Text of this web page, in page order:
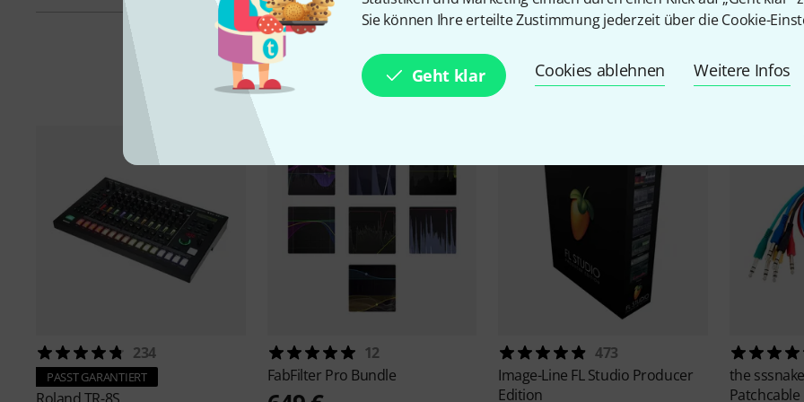
Sie können Ihre erteilte Zustimmung jederzeit über die Cookie-
Geht klar Cookies ablehnen Weitere Infos
Zubehör & passende Artikel
234
PASST GARANTIERT
12
FabFilter Pro Bundle
473
Image-Line FL Studio Producer
Edition
the sssnake
Patchcable